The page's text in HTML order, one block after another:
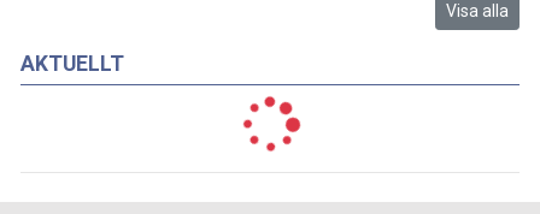
Visa alla
AKTUELLT